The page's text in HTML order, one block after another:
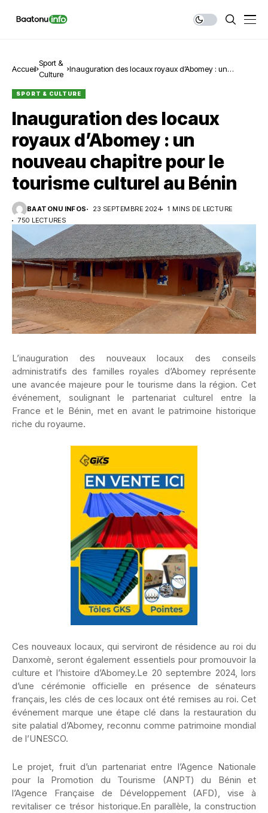
Accueil
Sport &
Culture
Inauguration des locaux royaux d’Abomey : un
SPORT & CULTURE
Inauguration des locaux
royaux d’Abomey : un
nouveau chapitre pour le
tourisme culturel au Bénin
BAATONU INFOS 23 SEPTEMBRE 2024
1 MINS DE LECTURE
750 LECTURES
L’inauguration des nouveaux locaux des conseils
administratifs des familles royales d’Abomey représente
une avancée majeure pour le tourisme dans la région. Cet
événement, soulignant le partenariat culturel entre la
France et le Bénin, met en avant le patrimoine historique
riche du royaume.
Ces nouveaux locaux, qui serviront de résidence au roi du
Danxomè, seront également essentiels pour promouvoir la
culture et l’histoire d’Abomey.Le 20 septembre 2024, lors
d’une cérémonie officielle en présence de sénateurs
français, les clés de ces locaux ont été remises au roi. Cet
événement marque une étape clé dans la restauration du
site palatial d’Abomey, reconnu comme patrimoine mondial
de l’UNESCO.
Le projet, fruit d’un partenariat entre l’Agence Nationale
pour la Promotion du Tourisme (ANPT) du Bénin et
l’Agence Française de Développement (AFD), vise à
revitaliser ce trésor historique.En parallèle, la construction